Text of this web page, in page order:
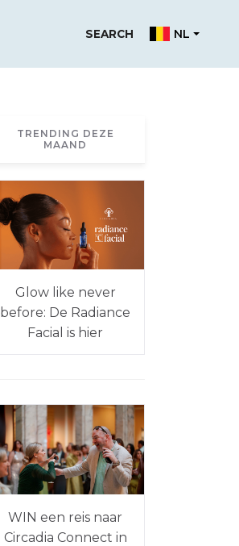
SEARCH NL
TRENDING DEZE
MAAND
Glow like never
before: De Radiance
Facial is hier
WIN een reis naar
Circadia Connect in